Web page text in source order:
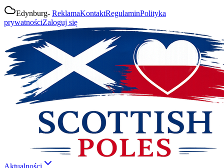
Edynburg- ReklamaKontaktRegulaminPolityka
prywatnościZaloguj się
Aktualności